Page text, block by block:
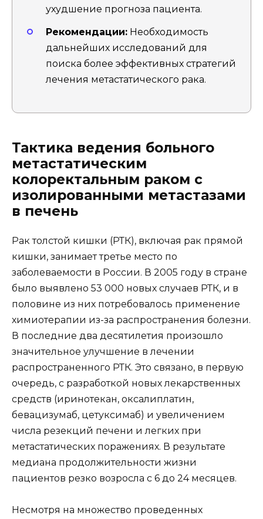
ухудшение прогноза пациента.
Рекомендации: Необходимость
дальнейших исследований для
поиска более эффективных стратегий
лечения метастатического рака.
Тактика ведения больного
метастатическим
колоректальным раком с
изолированными метастазами
в печень
Рак толстой кишки (РТК), включая рак прямой
кишки, занимает третье место по
заболеваемости в России. В 2005 году в стране
было выявлено 53 000 новых случаев РТК, и в
половине из них потребовалось применение
химиотерапии из-за распространения болезни.
В последние два десятилетия произошло
значительное улучшение в лечении
распространенного РТК. Это связано, в первую
очередь, с разработкой новых лекарственных
средств (иринотекан, оксалиплатин,
бевацизумаб, цетуксимаб) и увеличением
числа резекций печени и легких при
метастатических поражениях. В результате
медиана продолжительности жизни
пациентов резко возросла с 6 до 24 месяцев.
Несмотря на множество проведенных